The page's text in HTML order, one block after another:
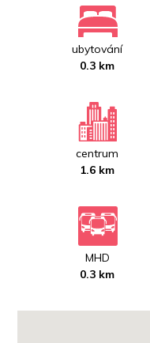
ubytování
0.3 km
centrum
1.6 km
MHD
0.3 km